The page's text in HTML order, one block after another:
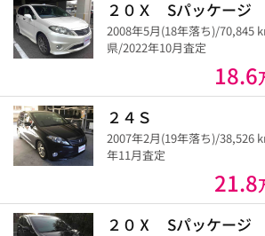
２０Ｘ Sパッケージ
2008年5月(18年落ち)/70,845
県/2022年10月査定
18.6
２４Ｓ
2007年2月(19年落ち)/38,526
年11月査定
21.8
２０Ⅹ Sパッケージ